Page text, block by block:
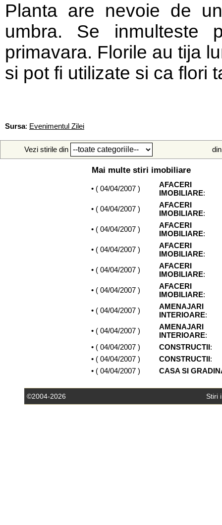
Planta are nevoie de
umbra. Se inmulteste
primavara. Florile au tija
si pot fi utilizate si ca flori
Sursa: Evenimentul Zilei
Vezi stirile din
Mai multe stiri imobiliare
• ( 04/04/2007 )
AFACERI
IMOBILIARE:
• ( 04/04/2007 )
AFACERI
IMOBILIARE:
• ( 04/04/2007 )
AFACERI
IMOBILIARE:
• ( 04/04/2007 )
AFACERI
IMOBILIARE:
• ( 04/04/2007 )
AFACERI
IMOBILIARE:
• ( 04/04/2007 )
AFACERI
IMOBILIARE:
• ( 04/04/2007 )
AMENAJARI
INTERIOARE:
• ( 04/04/2007 )
AMENAJARI
INTERIOARE:
• ( 04/04/2007 ) CONSTRUCTII:
• ( 04/04/2007 ) CONSTRUCTII:
• ( 04/04/2007 ) CASA SI
©2004-2026 Stiri